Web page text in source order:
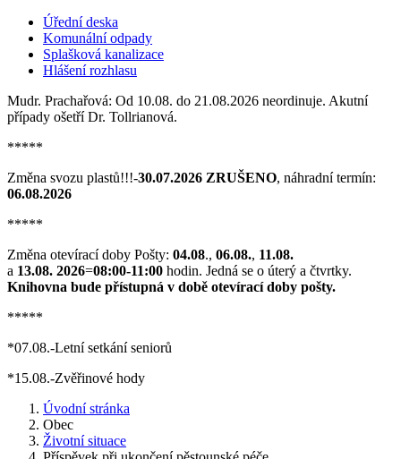
Úřední deska
Komunální odpady
Splašková kanalizace
Hlášení rozhlasu
Mudr. Prachařová: Od 10.08. do 21.08.2026 neordinuje. Akutní
případy ošetří Dr. Tollrianová.
*****
Změna svozu plastů!!!-30.07.2026 ZRUŠENO, náhradní termín:
06.08.2026
*****
Změna otevírací doby Pošty: 04.08., 06.08., 11.08.
a 13.08. 2026=08:00-11:00 hodin. Jedná se o úterý a čtvrtky.
Knihovna bude přístupná v době otevírací doby pošty.
*****
*07.08.-Letní setkání seniorů
*15.08.-Zvěřinové hody
Úvodní stránka
Obec
Životní situace